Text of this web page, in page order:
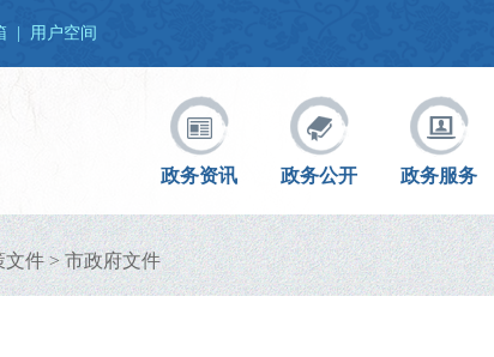
用户空间
政务资讯 政务公开 政务服务
文件>市政府文件